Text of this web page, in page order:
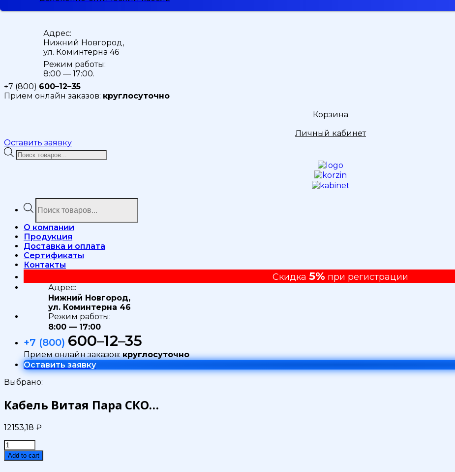
Адрес:
Нижний Новгород,
ул. Коминтерна 46
Режим работы:
8:00 — 17:00.
+7 (800) 600–12–35
Прием онлайн заказов: круглосуточно
Корзина
Личный кабинет
Оставить заявку
Поиск
товаров
Поиск
товаров
О компании
Продукция
Доставка и оплата
Сертификаты
Контакты
Скидка 5% при регистрации
Адрес:
Нижний Новгород,
ул. Коминтерна 46
Режим работы:
8:00 — 17:00
+7 (800) 600–12–35
Прием онлайн заказов:круглосуточно
Оставить заявку
Выбрано:
Кабель Витая Пара СКО…
12153,18 ₽
Кабель
Витая
Пара
Add to cart